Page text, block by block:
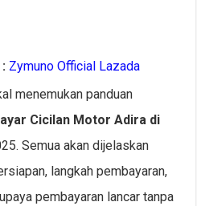
Zymuno Official Lazada
menemukan panduan
Cicilan Motor Adira di
Semua akan dijelaskan
langkah pembayaran,
pembayaran lancar tanpa